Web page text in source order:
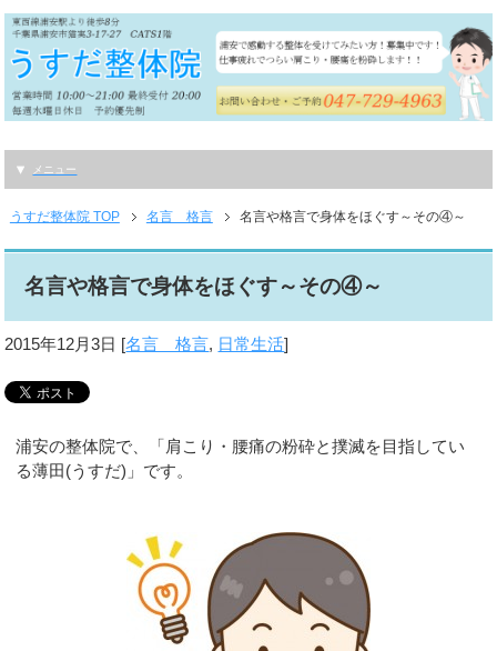
メニュー
うすだ整体院 TOP 名言 格言 名言や格言で身体をほぐす～その④～
名言や格言で身体をほぐす～その④～
2015年12月3日 [名言 格言, 日常生活]
浦安の整体院で、「肩こり・腰痛の粉砕と撲滅を目指してい
る薄田(うすだ)」です。